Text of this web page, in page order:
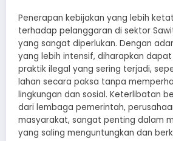
Penerapan kebijakan yang lebih
terhadap pelanggaran di sektor
yang sangat diperlukan. Dengan
yang lebih intensif, diharapkan
praktik ilegal yang sering terjadi,
lahan secara paksa tanpa
lingkungan dan sosial. Keterlibatan
dari lembaga pemerintah,
masyarakat, sangat penting dalam
yang saling menguntungkan dan